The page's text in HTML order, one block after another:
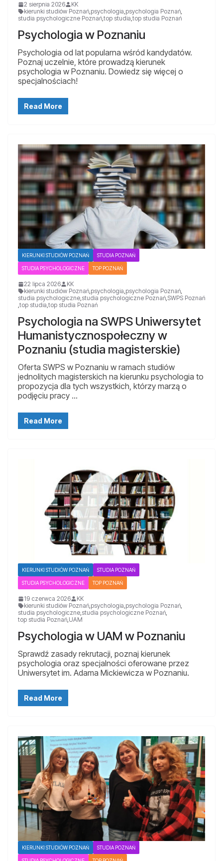
2 sierpnia 2026
KK
kierunki studiów Poznań,psychologia,psychologia Poznań,
studia psychologiczne Poznań,top studia,top studia Poznań
Psychologia w Poznaniu
Psychologia od lat popularna wśród kandydatów.
Poznaj uczelnie, które prowadzą kierunek
psychologia w Poznaniu. Dowiedz się więcej o
specjalnościach!
Read More
KIERUNKI STUDIÓW POZNAŃ STUDIA POZNAŃ
STUDIA PSYCHOLOGICZNE TOP POZNAŃ
22 lipca 2026
KK
kierunki studiów Poznań,psychologia,psychologia Poznań,
studia psychologiczne,studia psychologiczne Poznań,SWPS Poznań
,top studia,top studia Poznań
Psychologia na SWPS Uniwersytet
Humanistycznospołeczny w
Poznaniu (studia magisterskie)
Oferta SWPS w Poznaniu w ramach studiów
jednolitych magisterskich na kierunku psychologia to
propozycja dla tych wszystkich, którzy marzą o
podjęciu pracy …
Read More
KIERUNKI STUDIÓW POZNAŃ STUDIA POZNAŃ
STUDIA PSYCHOLOGICZNE TOP POZNAŃ
19 czerwca 2026
KK
kierunki studiów Poznań,psychologia,psychologia Poznań,
studia psychologiczne,studia psychologiczne Poznań,
top studia Poznań,UAM
Psychologia w UAM w Poznaniu
Sprawdź zasady rekrutacji, poznaj kierunek
psychologia oraz specjalności oferowane przez
Uniwersytet im. Adama Mickiewicza w Poznaniu.
Read More
KIERUNKI STUDIÓW POZNAŃ STUDIA POZNAŃ